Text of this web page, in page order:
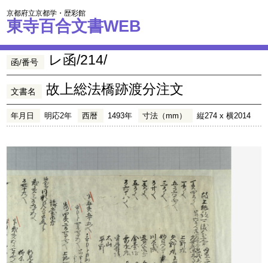
京都府立京都学・歴彩館
東寺百合文書WEB
函/番号 レ函/214/
文書名 故上総法橋跡渡分注文
年月日 明応2年 西暦 1493年 寸法（mm） 縦274 x 横2014